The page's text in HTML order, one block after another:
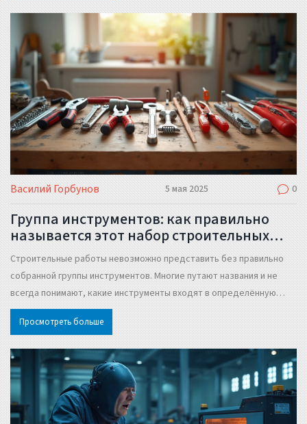
застройщиков. После прочтения у вас будет чёткий план
действий для правильного старта строительства.
Василий Горбунов 5 мая 2025 0
Группа инструментов: как правильно
называется этот набор строительных
помощников
Строительные работы невозможно представить без правильно
собранной группы инструментов. Многие путают названия и не
всегда понимают, какие инструменты входят в определённую
категорию. В этой статье разбираемся, как правильно называется
группа инструментов, чем отличается набор от комплекта, и как
советы и полезные факты, чтобы подход к покупке и
использованию был реально практичным. Без лишней теории,
только то, что пригодится в реальной жизни.
Просмотреть больше